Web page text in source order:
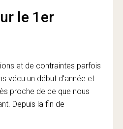
le 1er
et de contraintes parfois
vécu un début d'année et
proche de ce que nous
Depuis la fin de